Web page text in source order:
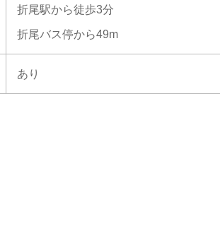
折尾駅から徒歩3分
折尾バス停から49m
あり